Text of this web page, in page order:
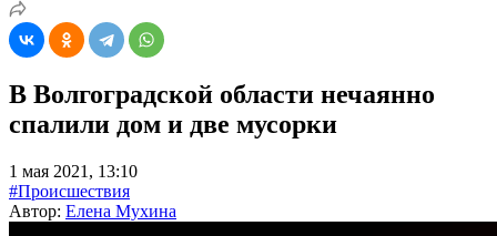
В Волгоградской области нечаянно
спалили дом и две мусорки
1 мая 2021, 13:10
#Происшествия
Автор: Елена Мухина